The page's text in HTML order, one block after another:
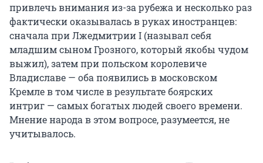
привлечь внимания из-за рубежа и несколько раз
фактически оказывалась в руках иностранцев:
сначала при Лжедмитрии I (называл себя
младшим сыном Грозного, который якобы чудом
выжил), затем при польском королевиче
Владиславе — оба появились в московском
Кремле в том числе в результате боярских
интриг — самых богатых людей своего времени.
Мнение народа в этом вопросе, разумеется, не
учитывалось.